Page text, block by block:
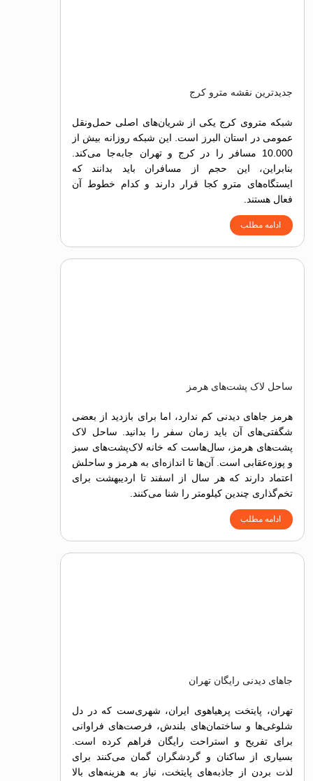
جدیدترین نقشه مترو کرج
شبکه متروی کرج یکی از شریان‌های اصلی حمل‌ونقل
عمومی در استان البرز است. این شبکه روزانه بیش از
10.000 مسافر را در کرج و تهران جابه‌جا می‌کند.
بنابراین، این حجم از مسافران باید بدانند که
ایستگاه‌های مترو کجا قرار دارند و کدام خطوط آن
فعال هستند.
ادامه مطلب
ساحل لاک پشت‌های هرمز
هرمز جاهای دیدنی کم ندارد، اما برای بازدید از بعضی
شگفتی‌های آن باید زمان سفر را بدانید. ساحل لاک
پشت‌های هرمز، سال‌هاست که خانه لاک‌‌پشت‌های سبز
و پوزه‌عقابی‌ است. آن‌ها تا اندازه‌ای به هرمز و ساحلش
اعتماد دارند که هر سال از اسفند تا اردیبهشت برای
تخم‌گذاری چندین کیلومتر را شنا می‌کنند.
ادامه مطلب
جاهای دیدنی رایگان تهران
تهران، پایتخت پرهیاهوی ایران، شهری‌ست که در دل
شلوغی‌ها و ساختمان‌های بلندش، فرصت‌های فراوانی
برای تفریح و استراحت رایگان فراهم کرده است.
بسیاری از ساکنان و گردشگران گمان می‌کنند برای
لذت بردن از جاذبه‌های پایتخت، نیاز به هزینه‌های بالا